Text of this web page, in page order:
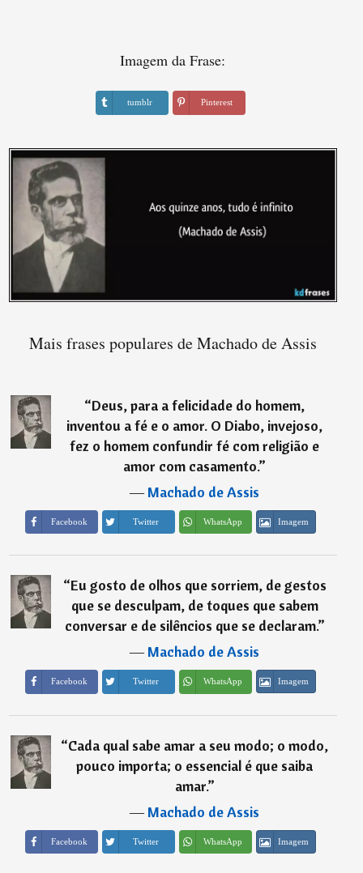
Imagem da Frase:
tumblr Pinterest
Mais frases populares de Machado de Assis
“Deus, para a felicidade do homem,
inventou a fé e o amor. O Diabo, invejoso,
fez o homem confundir fé com religião e
amor com casamento.”
―Machado de Assis
Facebook Twitter WhatsApp Imagem
“Eu gosto de olhos que sorriem, de gestos
que se desculpam, de toques que sabem
conversar e de silêncios que se declaram.”
―Machado de Assis
Facebook Twitter WhatsApp Imagem
“Cada qual sabe amar a seu modo; o modo,
pouco importa; o essencial é que saiba
amar.”
―Machado de Assis
Facebook Twitter WhatsApp Imagem